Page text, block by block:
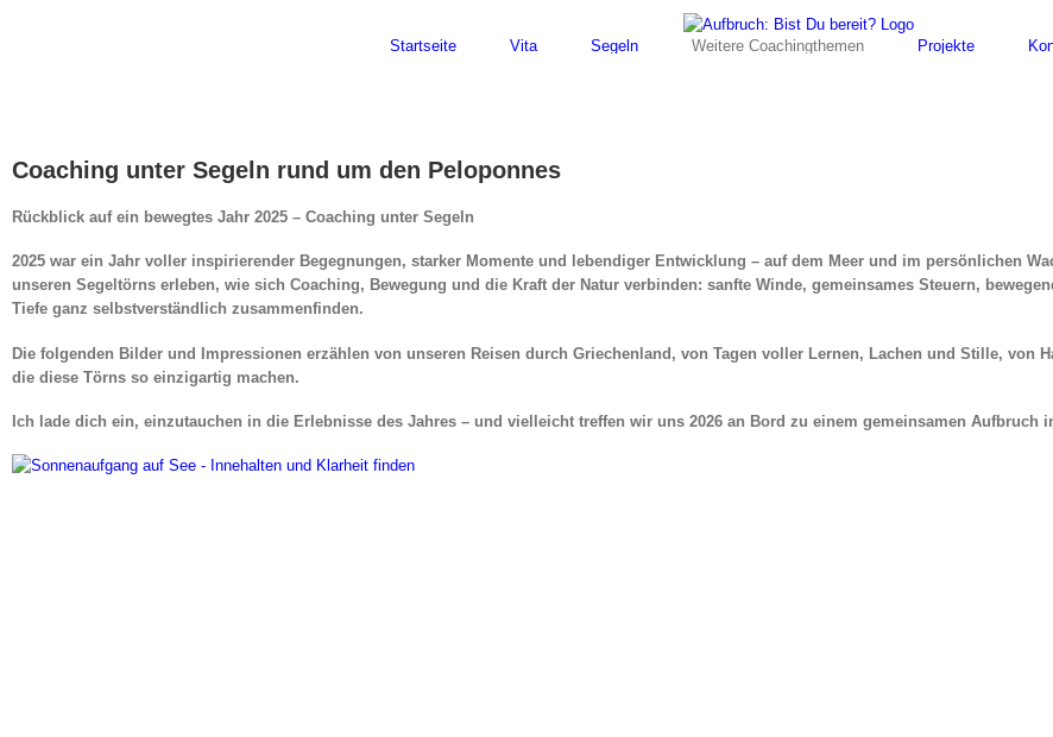
Startseite
Vita Segeln Weitere Coachingthemen Projekte
Coaching unter Segeln rund um den Peloponnes
Rückblick auf ein bewegtes Jahr 2025 – Coaching unter Segeln
2025 war ein Jahr voller inspirierender Begegnungen, starker Momente und lebendiger Entwicklung – auf dem Meer und im persönlichen
unseren Segeltörns erleben, wie sich Coaching, Bewegung und die Kraft der Natur verbinden: sanfte Winde, gemeinsames Steuern,
Tiefe ganz selbstverständlich zusammenfinden.
Die folgenden Bilder und Impressionen erzählen von unseren Reisen durch Griechenland, von Tagen voller Lernen, Lachen und Stille, von
die diese Törns so einzigartig machen.
Ich lade dich ein, einzutauchen in die Erlebnisse des Jahres – und vielleicht treffen wir uns 2026 an Bord zu einem gemeinsamen Aufbruch